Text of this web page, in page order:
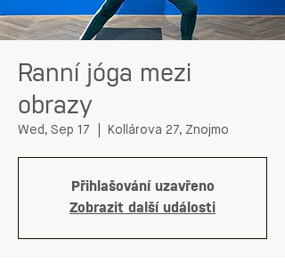
Ranní jóga mezi
obrazy
Wed, Sep 17 Kollárova 27, Znojmo
Přihlašování uzavřeno
Zobrazit další události